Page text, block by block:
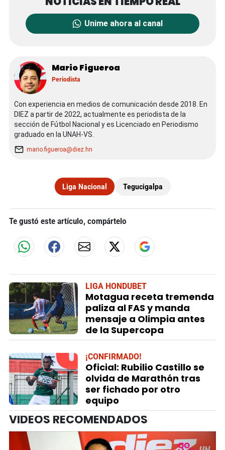
Unime ahora al canal
Mario Figueroa
Periodista
Con experiencia en medios de comunicación desde 2018. En
DIEZ a partir de 2022, actualmente es periodista de la
sección de Fútbol Nacional y es Licenciado en Periodismo
graduado en la UNAH-VS.
mario.figueroa@diez.hn
Liga Nacional Tegucigalpa
Te gustó este artículo, compártelo
LIGA HONDUBET
Motagua receta tremenda
paliza al FAS y manda
mensaje a Olimpia antes
de la Supercopa
¡CONFIRMADO!
Oficial: Rubilio Castillo se
olvida de Marathón tras
ser fichado por otro
equipo
VIDEOS RECOMENDADOS